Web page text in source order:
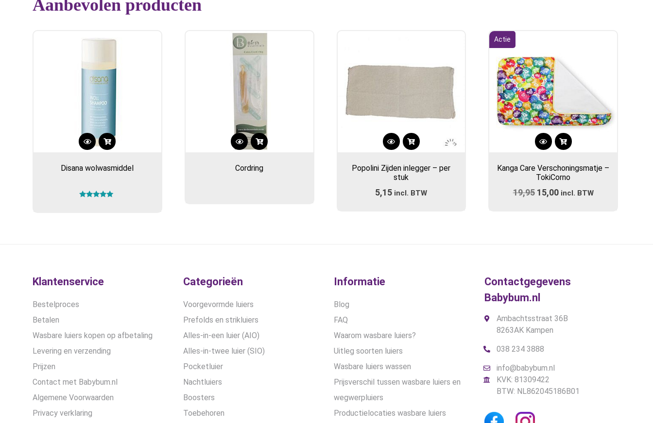
Aanbevolen producten
Disana wolwasmiddel Cordring
Dit
heeft
meerdere
variaties.
Popolini Zijden inlegger – per
stuk
5,15 incl. BTW
Actie
Kanga Care Verschoningsmatje –
TokiCorno
19,95 Oorspronkelijke
15,00Huidige
incl. BTW
Klantenservice
Bestelproces
Betalen
Wasbare luiers kopen op afbetaling
Levering en verzending
Prijzen
Contact met Babybum.nl
Algemene Voorwaarden
Privacy verklaring
Categorieën
Voorgevormde luiers
Prefolds en strikluiers
Alles-in-een luier (AIO)
Alles-in-twee luier (SIO)
Pocketluier
Nachtluiers
Boosters
Toebehoren
Informatie
Blog
FAQ
Waarom wasbare luiers?
Uitleg soorten luiers
Wasbare luiers wassen
Prijsverschil tussen wasbare luiers en
wegwerpluiers
Productielocaties wasbare luiers
Contactgegevens
Babybum.nl
Ambachtsstraat 36B
8263AK Kampen
038 234 3888
info@babybum.nl
KVK: 81309422
BTW: NL862045186B01